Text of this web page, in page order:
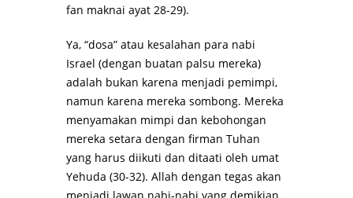
fan maknai ayat 28-29).
Ya, “dosa” atau kesalahan para nabi
Israel (dengan buatan palsu mereka)
adalah bukan karena menjadi pemimpi,
namun karena mereka sombong. Mereka
menyamakan mimpi dan kebohongan
mereka setara dengan firman Tuhan
yang harus diikuti dan ditaati oleh umat
Yehuda (30-32). Allah dengan tegas akan